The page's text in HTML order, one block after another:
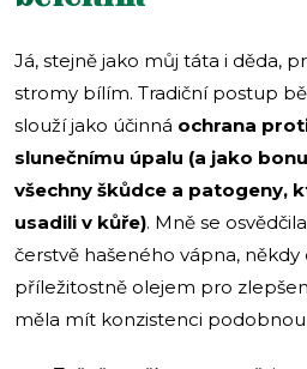
Já, stejně jako můj táta i děda,
stromy bílím. Tradiční postup
slouží jako účinná ochrana
slunečnímu úpalu (a jako
všechny škůdce a patogeny,
usadili v kůře). Mně se
čerstvě hašeného vápna,
příležitostně olejem pro
měla mít konzistenci